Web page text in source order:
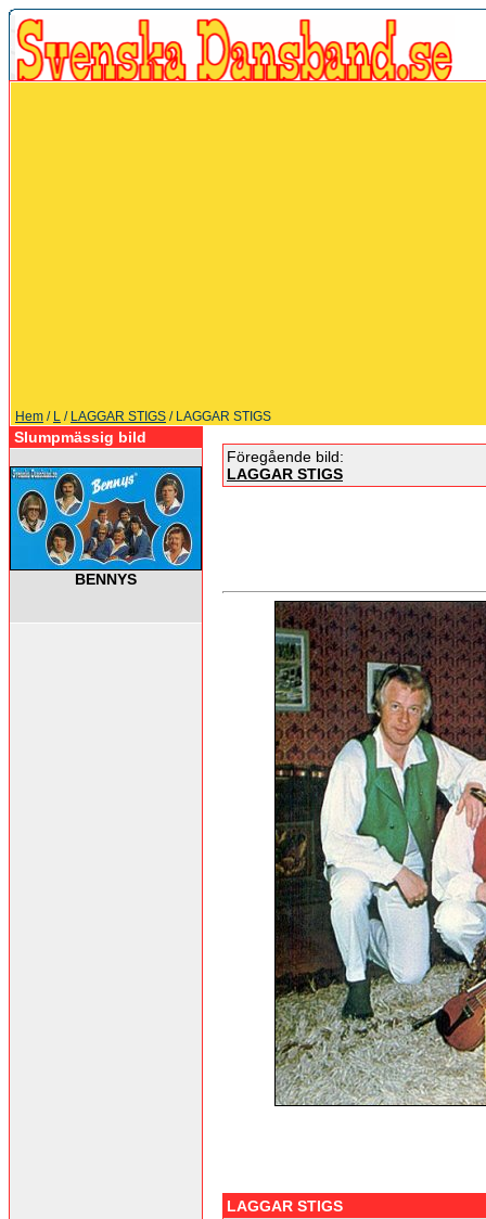
Hem / L / LAGGAR STIGS / LAGGAR STIGS
Slumpmässig bild
BENNYS
Föregående bild:
LAGGAR STIGS
LAGGAR STIGS